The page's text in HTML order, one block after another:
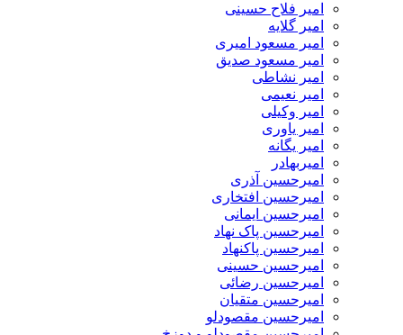
امیر فلاح حسینی
امیر گلایه
امیر مسعود امیری
امیر مسعود صدیق
امیر نشاطی
امیر نعیمی
امیر وکیلی
امیر یاوری
امیر یگانه
امیربهادر
امیرحسین آذری
امیرحسین افتخاری
امیرحسین ایمانی
امیرحسین پاک نهاد
امیرحسین پاکنهاد
امیرحسین حسینی
امیرحسین رضائی
امیرحسین متقیان
امیرحسین مقصودلو